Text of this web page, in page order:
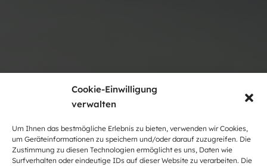
Cookie-Einwilligung
verwalten
Um Ihnen das bestmögliche Erlebnis zu bieten, verwenden wir Cookies,
um Geräteinformationen zu speichern und/oder darauf zuzugreifen. Die
Zustimmung zu diesen Technologien ermöglicht es uns, Daten wie
Surfverhalten oder eindeutige IDs auf dieser Website zu verarbeiten. Die